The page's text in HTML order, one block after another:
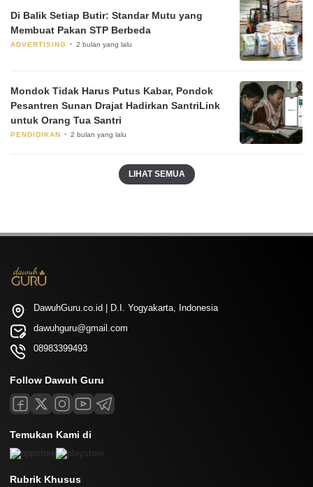
Di Balik Setiap Butir: Standar Mutu yang
Membuat Pakan STP Berbeda
ADVERTISING 2 bulan yang lalu
Mondok Tidak Harus Putus Kabar, Pondok
Pesantren Sunan Drajat Hadirkan SantriLink
untuk Orang Tua Santri
PENDIDIKAN 2 bulan yang lalu
LIHAT SEMUA
DawuhGuru.co.id | D.I. Yogyakarta, Indonesia
dawuhguru@gmail.com
08983399493
Follow Dawuh Guru
Temukan Kami di
Rubrik Khusus